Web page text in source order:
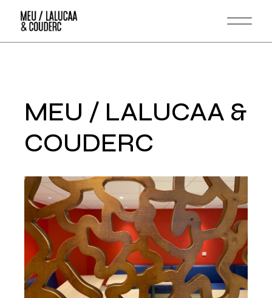
content
MEU / LALUCAA &
COUDERC